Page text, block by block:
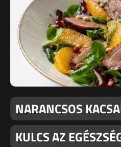
NARANCSOS
KULCS AZ